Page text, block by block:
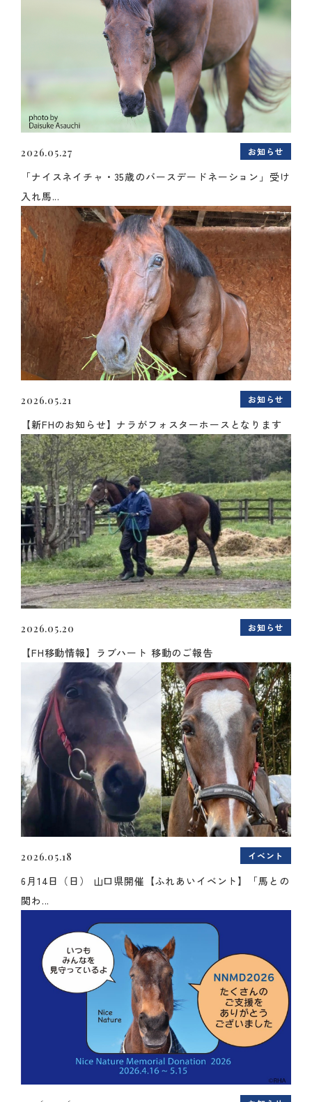
2026.05.27 お知らせ
「ナイスネイチャ・35歳のバースデードネーション」受け
入れ馬...
2026.05.21 お知らせ
【新FHのお知らせ】ナラがフォスターホースとなります
2026.05.20 お知らせ
【FH移動情報】ラブハート 移動のご報告
2026.05.18 イベント
6月14日（日） 山口県開催【ふれあいイベント】「馬との
関わ...